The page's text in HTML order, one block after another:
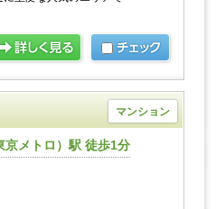
マンション
京メトロ）駅 徒歩1分